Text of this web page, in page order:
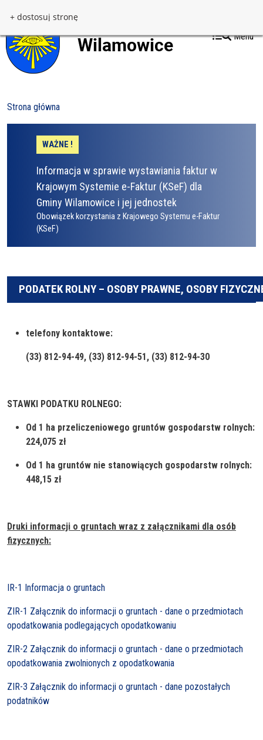
+ dostosuj stronę
Menu
Strona główna
WAŻNE !
Informacja w sprawie wystawiania faktur w
Krajowym Systemie e-Faktur (KSeF) dla
Gminy Wilamowice i jej jednostek
Obowiązek korzystania z Krajowego Systemu e-Faktur
(KSeF)
PODATEK ROLNY – OSOBY PRAWNE, OSOBY
telefony kontaktowe:
(33) 812-94-49, (33) 812-94-51, (33) 812-94-30
STAWKI PODATKU ROLNEGO:
Od 1 ha przeliczeniowego gruntów gospodarstw rolnych:
224,075 zł
Od 1 ha gruntów nie stanowiących gospodarstw rolnych:
448,15 zł
Druki informacji o gruntach wraz z załącznikami dla osób
fizycznych:
IR-1 Informacja o gruntach
ZIR-1 Załącznik do informacji o gruntach - dane o przedmiotach
opodatkowania podlegających opodatkowaniu
ZIR-2 Załącznik do informacji o gruntach - dane o przedmiotach
opodatkowania zwolnionych z opodatkowania
ZIR-3 Załącznik do informacji o gruntach - dane pozostałych
podatników